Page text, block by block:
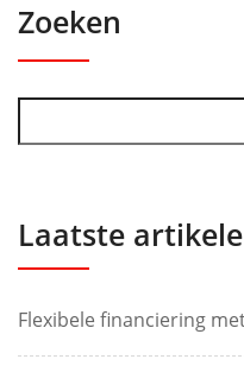
Zoeken
Laatste
Flexibele financiering